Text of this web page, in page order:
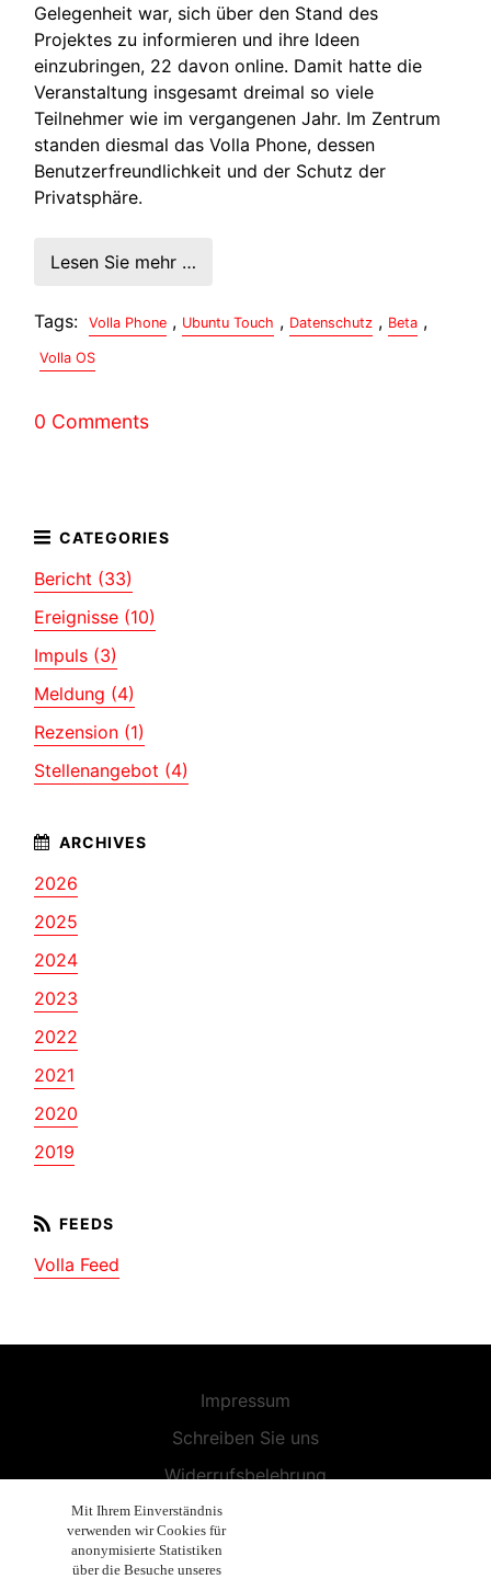
Gelegenheit war, sich über den Stand des
Projektes zu informieren und ihre Ideen
einzubringen, 22 davon online. Damit hatte die
Veranstaltung insgesamt dreimal so viele
Teilnehmer wie im vergangenen Jahr. Im Zentrum
standen diesmal das Volla Phone, dessen
Benutzerfreundlichkeit und der Schutz der
Privatsphäre.
Lesen Sie mehr …
Tags: Volla Phone , Ubuntu Touch , Datenschutz , Beta ,
Volla OS
0 Comments
Bericht (33)
Ereignisse (10)
Impuls (3)
Meldung (4)
Rezension (1)
Stellenangebot (4)
2026
2025
2024
2023
2022
2021
2020
2019
Volla Feed
Impressum
Schreiben Sie uns
Widerrufsbelehrung
Allgemeine Geschäftsbedingungen
Endbenutzer-Lizenzvereinbarung
Mit Ihrem Einverständnis
verwenden wir Cookies für
anonymisierte Statistiken
über die Besuche unseres